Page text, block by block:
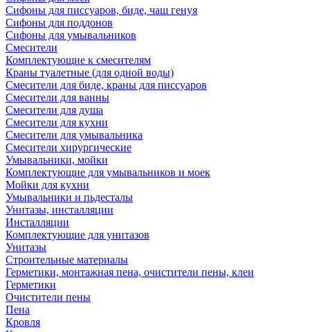
Сифоны для писсуаров, биде, чаш генуя
Сифоны для поддонов
Сифоны для умывальников
Смесители
Комплектующие к смесителям
Краны туалетные (для одной воды)
Смесители для биде, краны для писсуаров
Смесители для ванны
Смесители для душа
Смесители для кухни
Смесители для умывальника
Смесители хирургические
Умывальники, мойки
Комплектующие для умывальников и моек
Мойки для кухни
Умывальники и пьдесталы
Унитазы, инсталляции
Инсталляции
Комплектующие для унитазов
Унитазы
Строительные материалы
Герметики, монтажная пена, очистители пены, клеи
Герметики
Очистители пены
Пена
Кровля